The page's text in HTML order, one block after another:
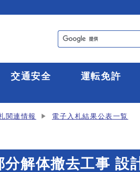
交通安全 運転免許
関連情報 電子入札結果公表一覧
分解体撤去工事 設